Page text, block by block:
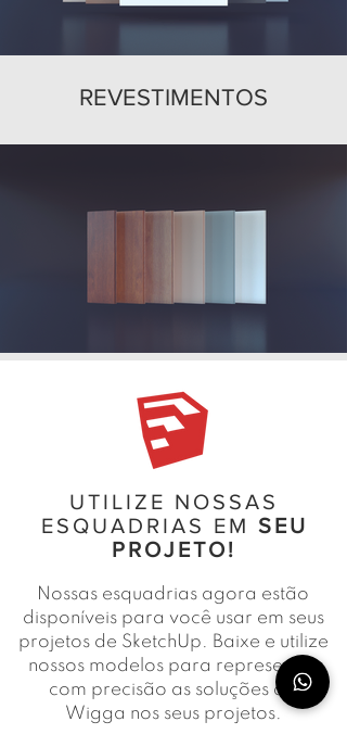
REVESTIMENTOS
UTILIZE NOSSAS
ESQUADRIAS EM SEU
PROJETO!
Nossas esquadrias agora estão
disponíveis para você usar em seus
projetos de SketchUp. Baixe e utilize
nossos modelos para representar
com precisão as soluções da
Wigga nos seus projetos.